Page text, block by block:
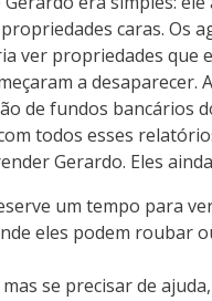
caras. Os
ver propriedades
a
de fundos bancários
todos esses
Gerardo. Eles
um tempo para
eles podem roubar
se precisar de